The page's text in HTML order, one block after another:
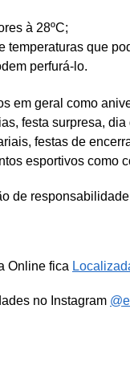
à 28ºC;
temperaturas que
perfurá-lo.
em geral como
festa surpresa,
festas de
esportivos como
de
Online fica
no Instagram